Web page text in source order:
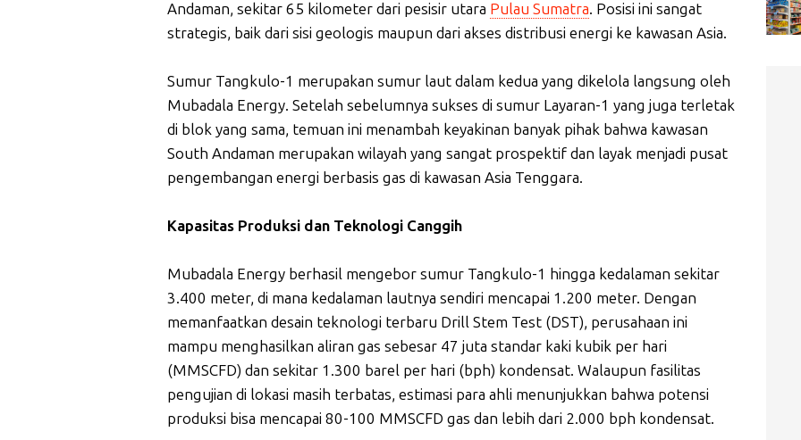
Andaman, sekitar 65 kilometer dari pesisir utara Pulau Sumatra. Posisi ini sangat
strategis, baik dari sisi geologis maupun dari akses distribusi energi ke kawasan Asia.
Sumur Tangkulo-1 merupakan sumur laut dalam kedua yang dikelola langsung oleh
Mubadala Energy. Setelah sebelumnya sukses di sumur Layaran-1 yang juga terletak
di blok yang sama, temuan ini menambah keyakinan banyak pihak bahwa kawasan
South Andaman merupakan wilayah yang sangat prospektif dan layak menjadi pusat
pengembangan energi berbasis gas di kawasan Asia Tenggara.
Kapasitas Produksi dan Teknologi Canggih
Mubadala Energy berhasil mengebor sumur Tangkulo-1 hingga kedalaman sekitar
3.400 meter, di mana kedalaman lautnya sendiri mencapai 1.200 meter. Dengan
memanfaatkan desain teknologi terbaru Drill Stem Test (DST), perusahaan ini
mampu menghasilkan aliran gas sebesar 47 juta standar kaki kubik per hari
(MMSCFD) dan sekitar 1.300 barel per hari (bph) kondensat. Walaupun fasilitas
pengujian di lokasi masih terbatas, estimasi para ahli menunjukkan bahwa potensi
produksi bisa mencapai 80-100 MMSCFD gas dan lebih dari 2.000 bph kondensat.